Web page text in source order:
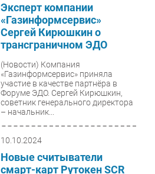
Эксперт компании
«Газинформсервис»
Сергей Кирюшкин о
трансграничном ЭДО
(Новости) Компания
«Газинформсервис» приняла
участие в качестве партнёра в
Форуме ЭДО. Сергей Кирюшкин,
советник генерального директора
– начальник...
10.10.2024
Новые считыватели
смарт-карт Рутокен SCR